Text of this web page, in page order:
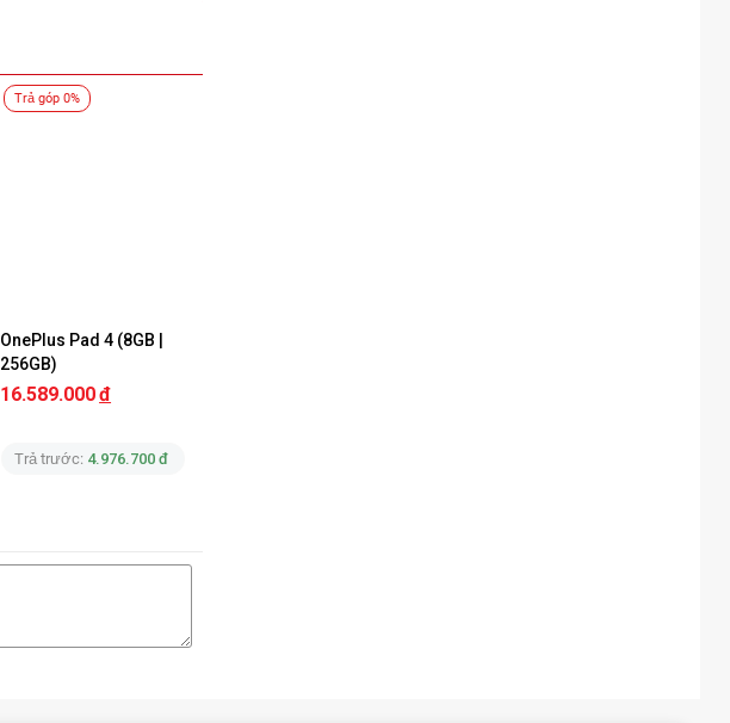
Trả góp 0%
OnePlus Pad 4 (8GB |
256GB)
16.589.000đ
Trả trước: 4.976.700 đ